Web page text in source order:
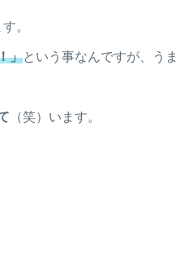
。
」という事なんですが、う
（笑）います。